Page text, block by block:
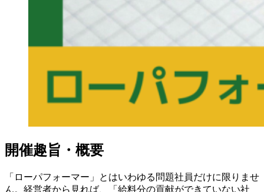
開催趣旨・概要
「ローパフォーマー」とはいわゆる問題社員だけに限りませ
ん。経営者から見れば、「給料分の貢献ができていない社